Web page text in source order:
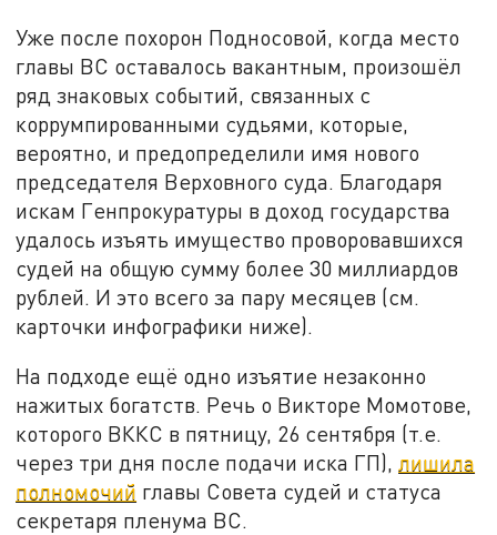
Уже после похорон Подносовой, когда место
главы ВС оставалось вакантным, произошёл
ряд знаковых событий, связанных с
коррумпированными судьями, которые,
вероятно, и предопределили имя нового
председателя Верховного суда. Благодаря
искам Генпрокуратуры в доход государства
удалось изъять имущество проворовавшихся
судей на общую сумму более 30 миллиардов
рублей. И это всего за пару месяцев (см.
карточки инфографики ниже).
На подходе ещё одно изъятие незаконно
нажитых богатств. Речь о Викторе Момотове,
которого ВККС в пятницу, 26 сентября (т.е.
через три дня после подачи иска ГП),лишила
полномочий главы Совета судей и статуса
секретаря пленума ВС.